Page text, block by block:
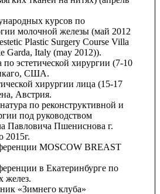
курсов по
молочной железы (май 2012
Plastic Surgery Course Villa
Garda, Italy (may 2012)).
по эстетической хирургии (7-10
США.
хирургии лица (15-17
Австрия.
по реконструктивной и
под руководством
Павловича Пшениснова г.
2015г.
MOSCOW BREAST
в Екатеринбурге по
желез.
«Зимнего клуба»